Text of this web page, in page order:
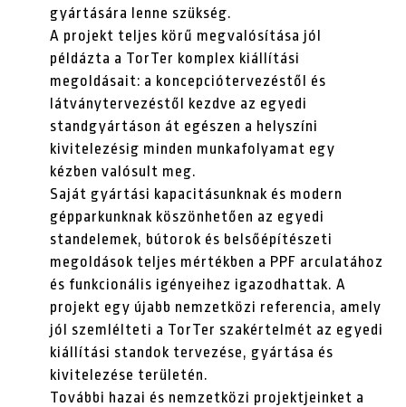
gyártására lenne szükség.
A projekt teljes körű megvalósítása jól
példázta a TorTer komplex kiállítási
megoldásait: a koncepciótervezéstől és
látványtervezéstől kezdve az egyedi
standgyártáson át egészen a helyszíni
kivitelezésig minden munkafolyamat egy
kézben valósult meg.
Saját gyártási kapacitásunknak és modern
gépparkunknak köszönhetően az egyedi
standelemek, bútorok és belsőépítészeti
megoldások teljes mértékben a PPF arculatához
és funkcionális igényeihez igazodhattak. A
projekt egy újabb nemzetközi referencia, amely
jól szemlélteti a TorTer szakértelmét az egyedi
kiállítási standok tervezése, gyártása és
kivitelezése területén.
További hazai és nemzetközi projektjeinket a